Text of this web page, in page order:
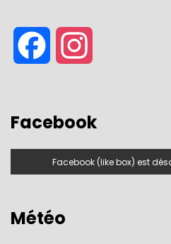
Facebook
Facebook
Facebook (like box) est
Météo